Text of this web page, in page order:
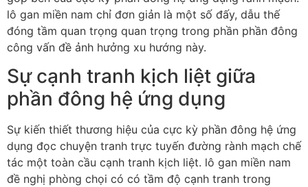
lô gan miền nam chỉ đơn giản là một số đấy, dẫu thế
đóng tầm quan trọng quan trọng trong phần phần đông
công vấn đề ảnh hưởng xu hướng này.
Sự cạnh tranh kịch liệt giữa
phần đông hệ ứng dụng
Sự kiến thiết thương hiệu của cực kỳ phần đông hệ ứng
dụng đọc chuyện tranh trực tuyến đường rành mạch chế
tác một toàn cầu cạnh tranh kịch liệt. lô gan miền nam
đề nghị phòng chọi có có tầm độ cạnh tranh trong